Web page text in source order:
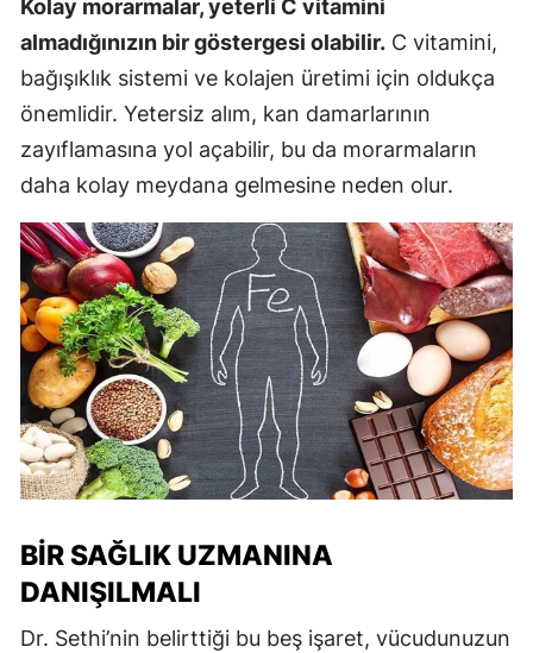
Kolay morarmalar, yeterli C vitamini
almadığınızın bir göstergesi olabilir. C vitamini,
bağışıklık sistemi ve kolajen üretimi için oldukça
önemlidir. Yetersiz alım, kan damarlarının
zayıflamasına yol açabilir, bu da morarmaların
daha kolay meydana gelmesine neden olur.
BIR SAĞLIK UZMANINA
DANIŞILMALI
Dr. Sethi’nin belirttiği bu beş işaret, vücudunuzun